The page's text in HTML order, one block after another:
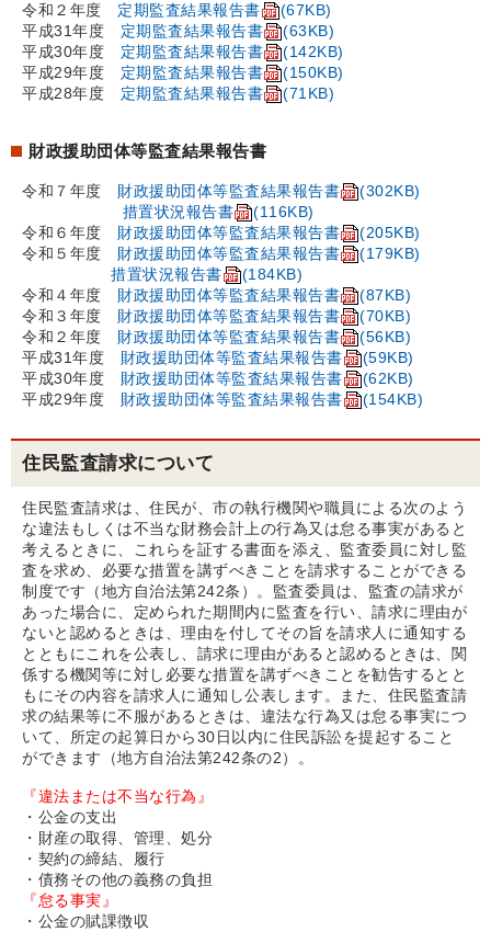
令和２年度 定期監査結果報告書
(67KB)
平成31年度 定期監査結果報告書
(63KB)
平成30年度 定期監査結果報告書
(142KB)
平成29年度 定期監査結果報告書
(150KB)
平成28年度 定期監査結果報告書 (71KB)
財政援助団体等監査結果報告書
令和７年度 財政援助団体等監査結果報告書
(302KB)
措置状況報告書
(116KB)
令和６年度 財政援助団体等監査結果報告書
(205KB)
令和５年度 財政援助団体等監査結果報告書
(179KB)
措置状況報告書
(184KB)
令和４年度 財政援助団体等監査結果報告書
(87KB)
令和３年度 財政援助団体等監査結果報告書
(70KB)
令和２年度 財政援助団体等監査結果報告書
(56KB)
平成31年度 財政援助団体等監査結果報告書
(59KB)
平成30年度 財政援助団体等監査結果報告書
(62KB)
平成29年度 財政援助団体等監査結果報告書 (154KB)
住民監査請求について
住民監査請求は、住民が、市の執行機関や職員による次のよう
な違法もしくは不当な財務会計上の行為又は怠る事実があると
考えるときに、これらを証する書面を添え、監査委員に対し監
査を求め、必要な措置を講ずべきことを請求することができる
制度です（地方自治法第242条）。監査委員は、監査の請求が
あった場合に、定められた期間内に監査を行い、請求に理由が
ないと認めるときは、理由を付してその旨を請求人に通知する
とともにこれを公表し、請求に理由があると認めるときは、関
係する機関等に対し必要な措置を講ずべきことを勧告するとと
もにその内容を請求人に通知し公表します。また、住民監査請
求の結果等に不服があるときは、違法な行為又は怠る事実につ
いて、所定の起算日から30日以内に住民訴訟を提起すること
ができます（地方自治法第242条の2）。
『違法または不当な行為』
・公金の支出
・財産の取得、管理、処分
・契約の締結、履行
・債務その他の義務の負担
『怠る事実』
・公金の賦課徴収